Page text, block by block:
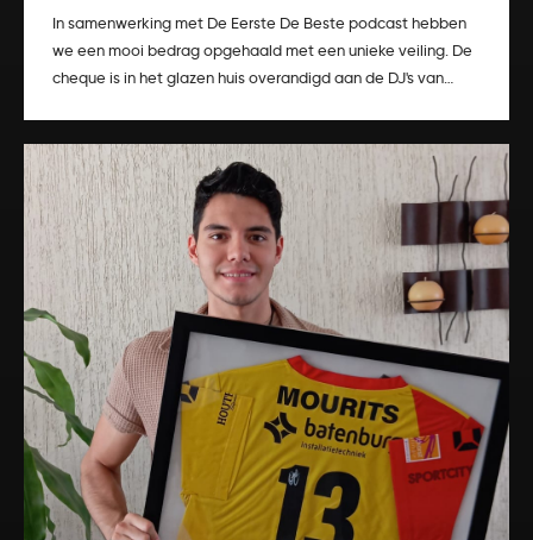
In samenwerking met De Eerste De Beste podcast hebben
we een mooi bedrag opgehaald met een unieke veiling. De
cheque is in het glazen huis overandigd aan de DJ's van